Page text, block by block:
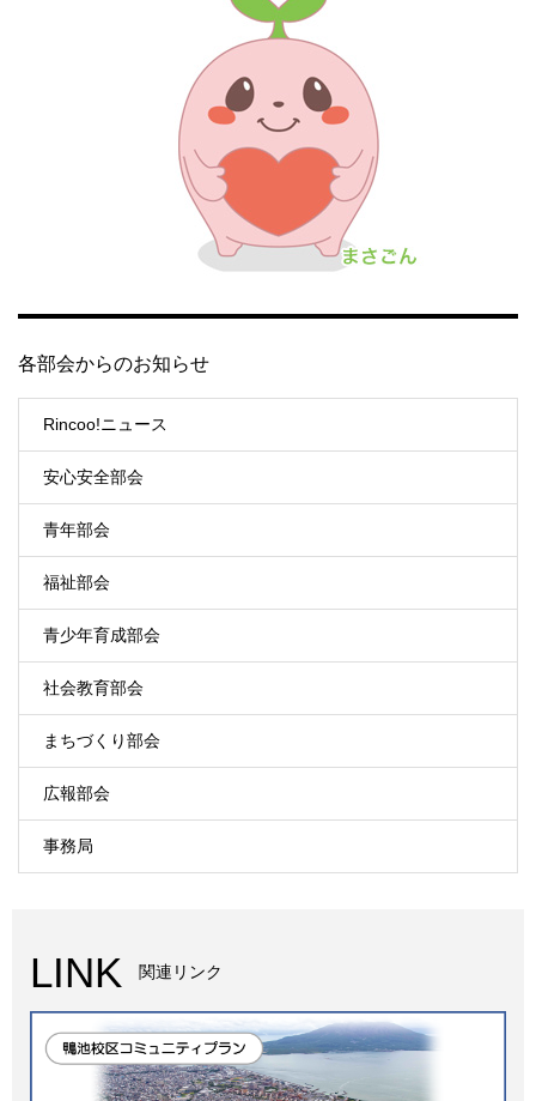
各部会からのお知らせ
Rincoo!ニュース
安心安全部会
青年部会
福祉部会
青少年育成部会
社会教育部会
まちづくり部会
広報部会
事務局
LINK 関連リンク